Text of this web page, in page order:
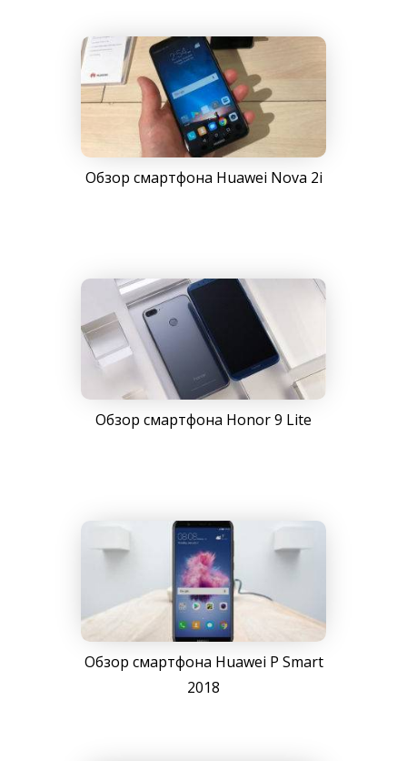
Обзор смартфона Huawei Nova 2i
Обзор смартфона Honor 9 Lite
Обзор смартфона Huawei P Smart
2018